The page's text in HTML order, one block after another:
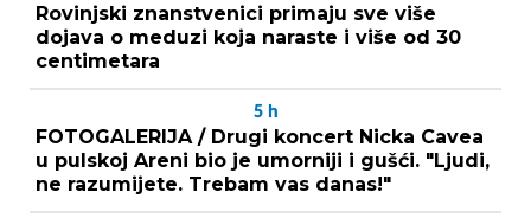
Rovinjski znanstvenici primaju sve više
dojava o meduzi koja naraste i više od 30
centimetara
5 h
FOTOGALERIJA / Drugi koncert Nicka Cavea
u pulskoj Areni bio je umorniji i gušći. "Ljudi,
ne razumijete. Trebam vas danas!"